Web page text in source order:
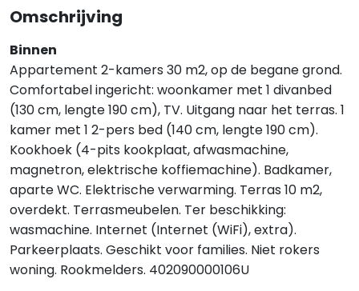
Omschrijving
Binnen
Appartement 2-kamers 30 m2, op de begane grond.
Comfortabel ingericht: woonkamer met 1 divanbed
(130 cm, lengte 190 cm), TV. Uitgang naar het terras. 1
kamer met 1 2-pers bed (140 cm, lengte 190 cm).
Kookhoek (4-pits kookplaat, afwasmachine,
magnetron, elektrische koffiemachine). Badkamer,
aparte WC. Elektrische verwarming. Terras 10 m2,
overdekt. Terrasmeubelen. Ter beschikking:
wasmachine. Internet (Internet (WiFi), extra).
Parkeerplaats. Geschikt voor families. Niet rokers
woning. Rookmelders. 402090000106U